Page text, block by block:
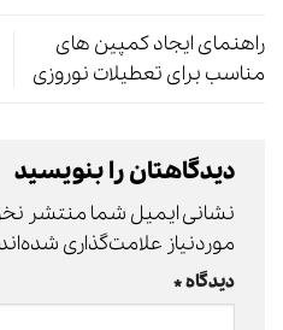
راهنمای ایجاد کمپین های
مناسب برای تعطیلات نوروزی
دیدگاهتان را بنویسید
نشانی ایمیل شما منتشر
موردنیاز علامت‌گذاری شده‌اند
دیدگاه*